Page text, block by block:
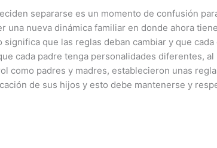
separarse es un momento de confusión
una nueva dinámica familiar en donde ahora
significa que las reglas deban cambiar y que cada
cada padre tenga personalidades diferentes, al
como padres y madres, establecieron unas
de sus hijos y esto debe mantenerse y